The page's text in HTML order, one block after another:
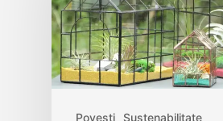
Povești Sustenabilitate